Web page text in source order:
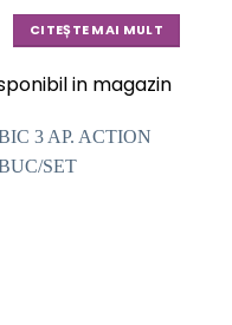
CITEȘTE MAI MULT
in magazin